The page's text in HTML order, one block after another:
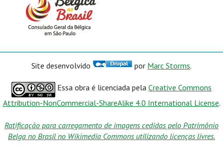
Site desenvolvido por Marc Storms.
Essa obra é licenciada pela Creative Commons
Attribution-NonCommercial-ShareAlike 4.0 International License.
Ratificação para carregamento de imagens cedidas pelo Patrimônio
Belga no Brasil no Wikimedia Commons utilizando licenças livres.